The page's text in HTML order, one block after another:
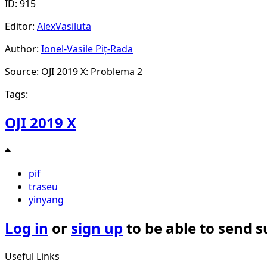
ID: 915
Editor: AlexVasiluta
Author: Ionel-Vasile Piț-Rada
Source: OJI 2019 X: Problema 2
Tags:
OJI 2019 X
pif
traseu
yinyang
Log in or sign upto be able to send
Useful Links